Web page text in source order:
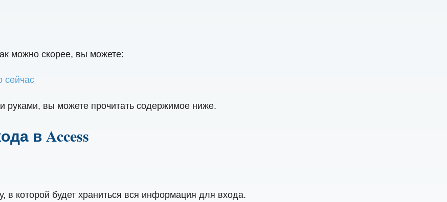
можно скорее, вы можете:
сейчас
руками, вы можете прочитать содержимое ниже.
в Access
в которой будет храниться вся информация для входа.